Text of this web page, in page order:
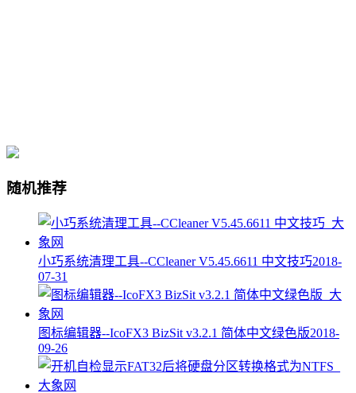
随机推荐
小巧系统清理工具--CCleaner V5.45.6611 中文技巧2018-
07-31
图标编辑器--IcoFX3 BizSit v3.2.1 简体中文绿色版2018-
09-26